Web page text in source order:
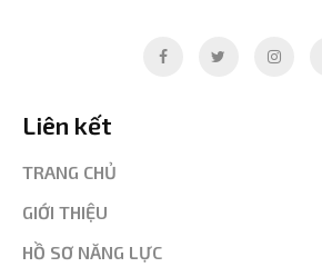
Liên kết
TRANG CHỦ
GIỚI THIỆU
HỒ SƠ NĂNG LỰC